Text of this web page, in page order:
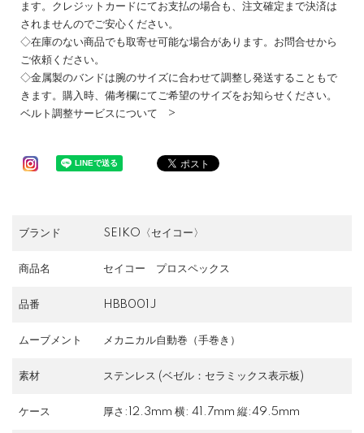
ます。クレジットカードにてお支払の場合も、注文確定まで決済は
されませんのでご安心ください。
◇在庫のない商品でも取寄せ可能な場合があります。お問合せから
ご依頼ください。
◇金属製のバンドは腕のサイズに合わせて調整し発送することもで
きます。購入時、備考欄にてご希望のサイズをお知らせください。
ベルト調整サービスについて >
ブランド SEIKO〈セイコー〉
商品名 セイコー プロスペックス
品番 HBB001J
ムーブメント メカニカル自動巻（手巻き）
素材 ステンレス (ベゼル：セラミックス表示板)
ケース 厚さ:12.3mm 横: 41.7mm 縦:49.5mm